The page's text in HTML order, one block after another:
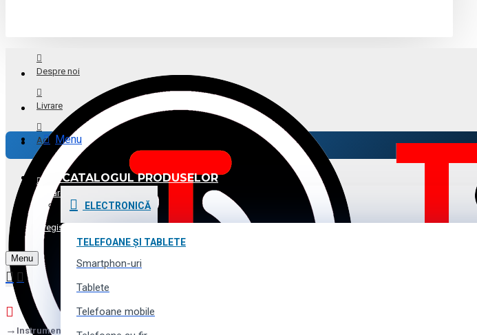
Despre noi
Livrare
Achitare
Promoții și Reduceri
Voucher cadou
Contacte
Menu
CATALOGUL PRODUSELOR
ELECTRONICĂ
TELEFOANE ȘI TABLETE
Smartphon-uri
Tablete
Telefoane mobile
Logare
Înregistrare
Menu
Instrumente (scule) și utilaj